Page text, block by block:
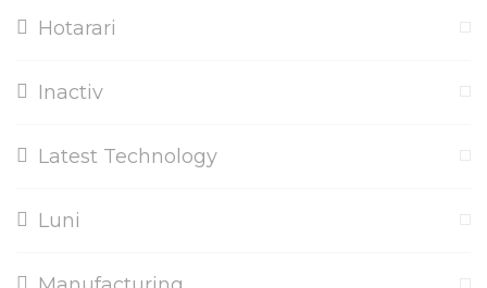
Hotarari
Inactiv
Latest Technology
Luni